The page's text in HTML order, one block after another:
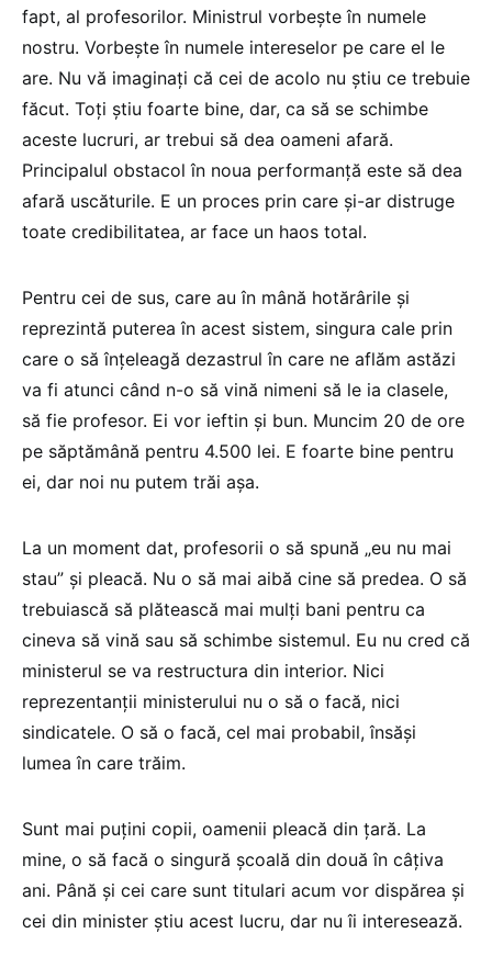
fapt, al profesorilor. Ministrul vorbește în numele
nostru. Vorbește în numele intereselor pe care el le
are. Nu vă imaginați că cei de acolo nu știu ce trebuie
făcut. Toți știu foarte bine, dar, ca să se schimbe
aceste lucruri, ar trebui să dea oameni afară.
Principalul obstacol în noua performanță este să dea
afară uscăturile. E un proces prin care și-ar distruge
toate credibilitatea, ar face un haos total.
Pentru cei de sus, care au în mână hotărârile și
reprezintă puterea în acest sistem, singura cale prin
care o să înțeleagă dezastrul în care ne aflăm astăzi
va fi atunci când n-o să vină nimeni să le ia clasele,
să fie profesor. Ei vor ieftin și bun. Muncim 20 de ore
pe săptămână pentru 4.500 lei. E foarte bine pentru
ei, dar noi nu putem trăi așa.
La un moment dat, profesorii o să spună „eu nu mai
stau” și pleacă. Nu o să mai aibă cine să predea. O să
trebuiască să plătească mai mulți bani pentru ca
cineva să vină sau să schimbe sistemul. Eu nu cred că
ministerul se va restructura din interior. Nici
reprezentanții ministerului nu o să o facă, nici
sindicatele. O să o facă, cel mai probabil, însăși
lumea în care trăim.
Sunt mai puțini copii, oamenii pleacă din țară. La
mine, o să facă o singură școală din două în câțiva
ani. Până și cei care sunt titulari acum vor dispărea și
cei din minister știu acest lucru, dar nu îi interesează.